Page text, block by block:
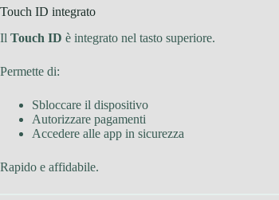
Touch ID integrato
Il Touch ID è integrato nel tasto superiore.
Permette di:
Sbloccare il dispositivo
Autorizzare pagamenti
Accedere alle app in sicurezza
Rapido e affidabile.